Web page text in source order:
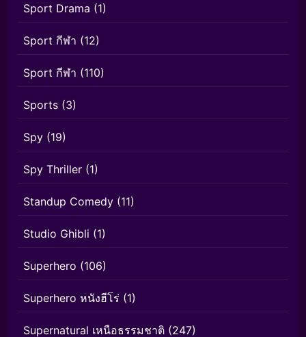
Sport Drama (1)
Sport กีฬา (12)
Sport กีฬา (110)
Sports (3)
Spy (19)
Spy Thriller (1)
Standup Comedy (11)
Studio Ghibli (1)
Superhero (106)
Superhero หนังฮีโร่ (1)
Supernatural เหนือธรรมชาติ (247)